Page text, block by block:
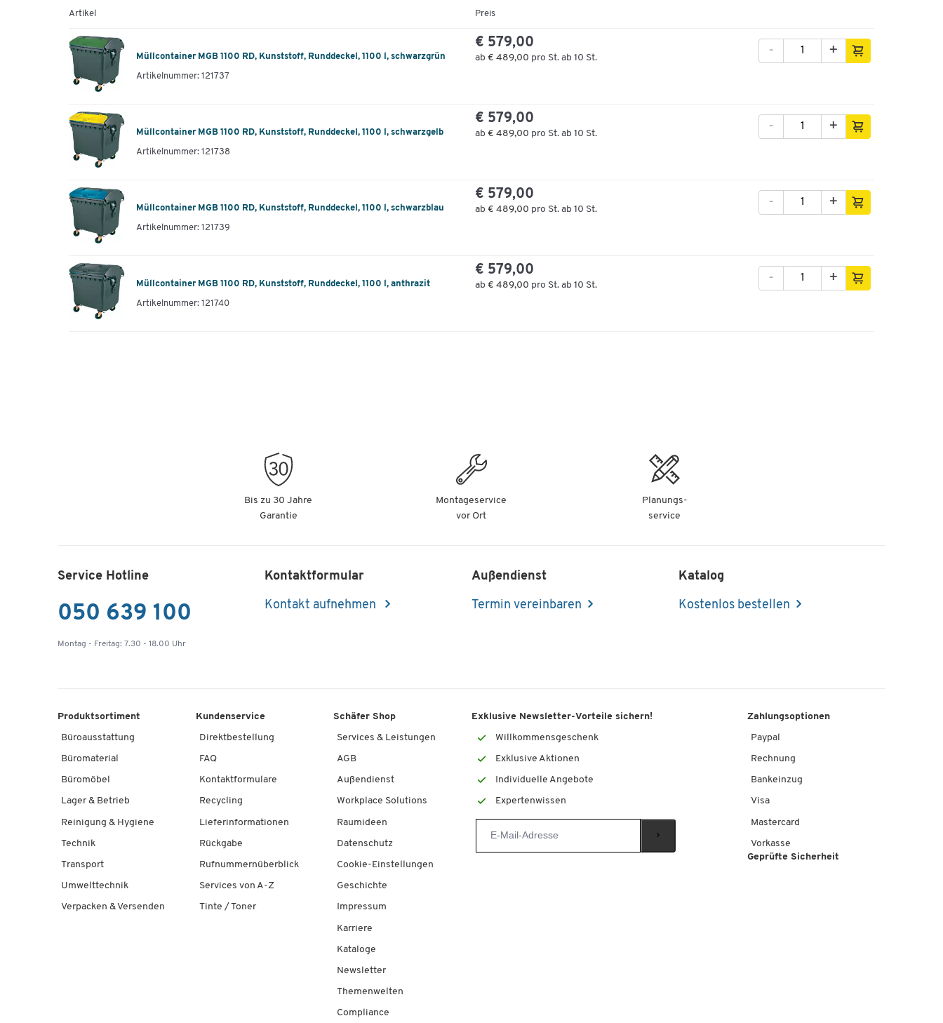
Artikel Preis
Müllcontainer MGB 1100 RD, Kunststoff, Runddeckel, 1100 l, schwarzgrün
Artikelnummer: 121737
€ 579,00
ab € 489,00 pro St. ab 10 St.
+
-
Müllcontainer MGB 1100 RD, Kunststoff, Runddeckel, 1100 l, schwarzgelb
Artikelnummer: 121738
€ 579,00
ab € 489,00 pro St. ab 10 St.
+
-
Müllcontainer MGB 1100 RD, Kunststoff, Runddeckel, 1100 l, schwarzblau
Artikelnummer: 121739
€ 579,00
ab € 489,00 pro St. ab 10 St.
+
-
Müllcontainer MGB 1100 RD, Kunststoff, Runddeckel, 1100 l, anthrazit
Artikelnummer: 121740
€ 579,00
ab € 489,00 pro St. ab 10 St.
+
-
Bis zu 30 Jahre
Garantie
Montageservice
vor Ort
Planungs-
service
Service Hotline
050 639 100
Montag - Freitag: 7.30 - 18.00 Uhr
Kontaktformular
Kontakt aufnehmen
Außendienst
Termin vereinbaren
Katalog
Kostenlos bestellen
Produktsortiment
Büroausstattung
Büromaterial
Büromöbel
Lager & Betrieb
Reinigung & Hygiene
Technik
Transport
Umwelttechnik
Verpacken & Versenden
Kundenservice
Direktbestellung
FAQ
Kontaktformulare
Recycling
Lieferinformationen
Rückgabe
Rufnummernüberblick
Services von A-Z
Tinte / Toner
Schäfer Shop
Services & Leistungen
AGB
Außendienst
Workplace Solutions
Raumideen
Datenschutz
Cookie-Einstellungen
Geschichte
Impressum
Karriere
Kataloge
Newsletter
Themenwelten
Compliance
Exklusive Newsletter-Vorteile sichern!
Willkommensgeschenk
Exklusive Aktionen
Individuelle Angebote
Expertenwissen
Zahlungsoptionen
Paypal
Rechnung
Bankeinzug
Visa
Mastercard
Vorkasse
Geprüfte Sicherheit